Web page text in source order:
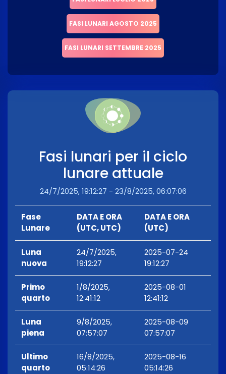
FASI LUNARI AGOSTO 2025
FASI LUNARI SETTEMBRE 2025
Fasi lunari per il ciclo
lunare attuale
24/7/2025, 19:12:27 - 23/8/2025, 06:07:06
Fase
Lunare
DATA E ORA
(UTC, UTC)
DATA E ORA
(UTC)
Luna
nuova
24/7/2025,
19:12:27
2025-07-24
19:12:27
Primo
quarto
1/8/2025,
12:41:12
2025-08-01
12:41:12
Luna
piena
9/8/2025,
07:57:07
2025-08-09
07:57:07
Ultimo
quarto
16/8/2025,
05:14:26
2025-08-16
05:14:26